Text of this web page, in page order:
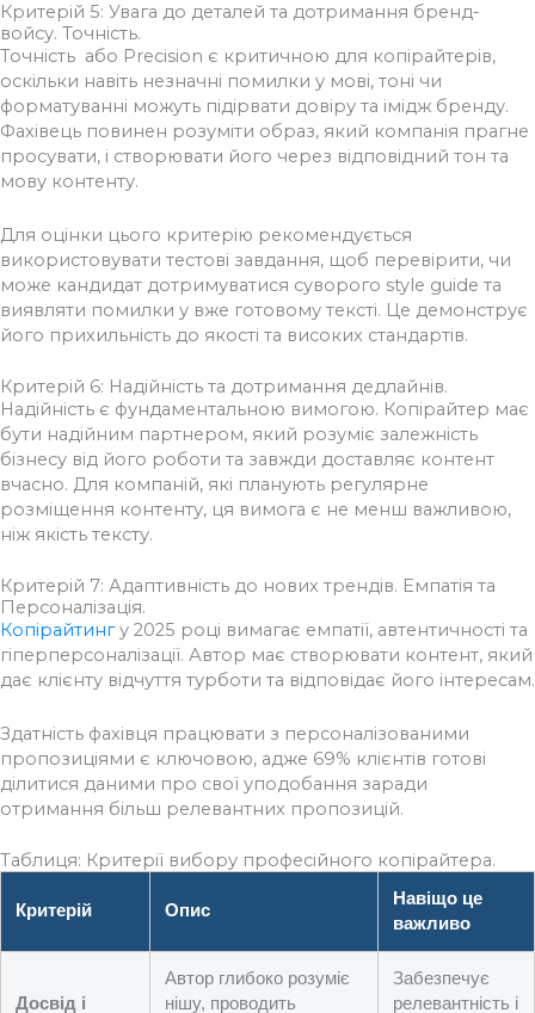
Критерій 5: Увага до деталей та дотримання бренд-
войсу. Точність.
Точність або Precision є критичною для копірайтерів,
оскільки навіть незначні помилки у мові, тоні чи
форматуванні можуть підірвати довіру та імідж бренду.
Фахівець повинен розуміти образ, який компанія прагне
просувати, і створювати його через відповідний тон та
мову контенту.
Для оцінки цього критерію рекомендується
використовувати тестові завдання, щоб перевірити, чи
може кандидат дотримуватися суворого style guide та
виявляти помилки у вже готовому тексті. Це демонструє
його прихильність до якості та високих стандартів.
Критерій 6: Надійність та дотримання дедлайнів.
Надійність є фундаментальною вимогою. Копірайтер має
бути надійним партнером, який розуміє залежність
бізнесу від його роботи та завжди доставляє контент
вчасно. Для компаній, які планують регулярне
розміщення контенту, ця вимога є не менш важливою,
ніж якість тексту.
Критерій 7: Адаптивність до нових трендів. Емпатія та
Персоналізація.
Копірайтингу 2025 році вимагає емпатії, автентичності та
гіперперсоналізації. Автор має створювати контент, який
дає клієнту відчуття турботи та відповідає його інтересам.
Здатність фахівця працювати з персоналізованими
пропозиціями є ключовою, адже 69% клієнтів готові
ділитися даними про свої уподобання заради
отримання більш релевантних пропозицій.
Таблиця: Критерії вибору професійного копірайтера.
Критерій Опис
Навіщо це
важливо
Досвід і
Автор глибоко розуміє
нішу, проводить
Забезпечує
релевантність і